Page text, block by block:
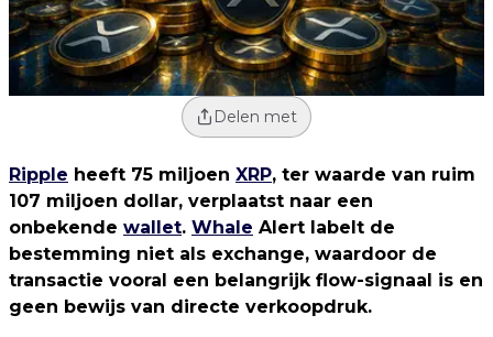
Delen met
Ripple heeft 75 miljoen XRP, ter waarde van ruim
107 miljoen dollar, verplaatst naar een
onbekende wallet. Whale Alert labelt de
bestemming niet als exchange, waardoor de
transactie vooral een belangrijk flow-signaal is en
geen bewijs van directe verkoopdruk.